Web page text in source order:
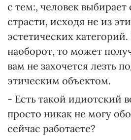
с тем:, человек выбирает
страсти, исходя не из
эстетических
наоборот, то может
вам не захочется лезть
этическим объектом.
- Есть такой идиотский
просто никак не могу
сейчас работаете?